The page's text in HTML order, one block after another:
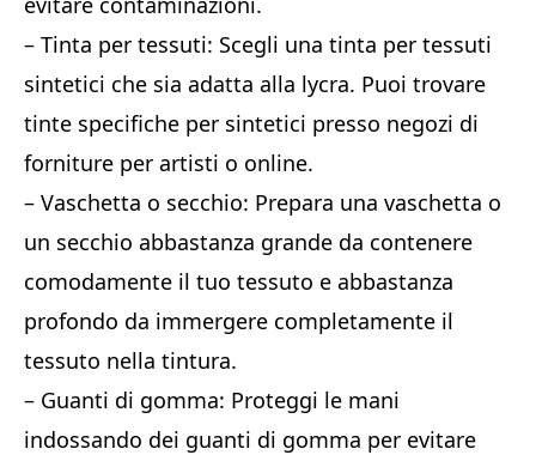
– Tinta per tessuti: Scegli una tinta per tessuti
sintetici che sia adatta alla lycra. Puoi trovare
tinte specifiche per sintetici presso negozi di
forniture per artisti o online.
– Vaschetta o secchio: Prepara una vaschetta o
un secchio abbastanza grande da contenere
comodamente il tuo tessuto e abbastanza
profondo da immergere completamente il
tessuto nella tintura.
– Guanti di gomma: Proteggi le mani
indossando dei guanti di gomma per evitare